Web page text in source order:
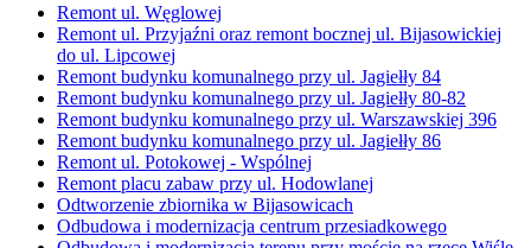
Remont ul. Węglowej
Remont ul. Przyjaźni oraz remont bocznej ul. Bijasowickiej
do ul. Lipcowej
Remont budynku komunalnego przy ul. Jagiełły 84
Remont budynku komunalnego przy ul. Jagiełły 80-82
Remont budynku komunalnego przy ul. Warszawskiej 396
Remont budynku komunalnego przy ul. Jagiełły 86
Remont ul. Potokowej - Wspólnej
Remont placu zabaw przy ul. Hodowlanej
Odtworzenie zbiornika w Bijasowicach
Odbudowa i modernizacja centrum przesiadkowego